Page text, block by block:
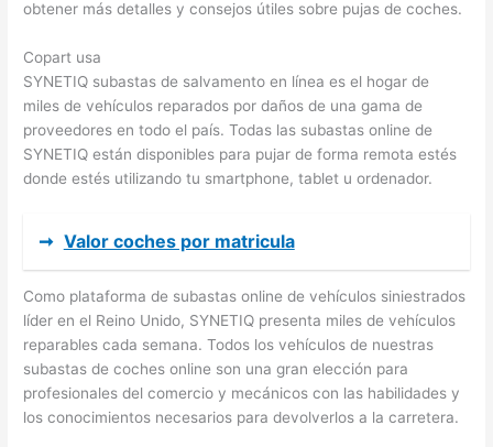
obtener más detalles y consejos útiles sobre pujas de coches.
Copart usa
SYNETIQ subastas de salvamento en línea es el hogar de
miles de vehículos reparados por daños de una gama de
proveedores en todo el país. Todas las subastas online de
SYNETIQ están disponibles para pujar de forma remota estés
donde estés utilizando tu smartphone, tablet u ordenador.
➞ Valor coches por matricula
Como plataforma de subastas online de vehículos siniestrados
líder en el Reino Unido, SYNETIQ presenta miles de vehículos
reparables cada semana. Todos los vehículos de nuestras
subastas de coches online son una gran elección para
profesionales del comercio y mecánicos con las habilidades y
los conocimientos necesarios para devolverlos a la carretera.